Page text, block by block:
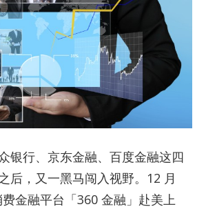
银行、京东金融、百度金融这四
后，又一黑马闯入视野。12 月
金融平台「360 金融」赴美上